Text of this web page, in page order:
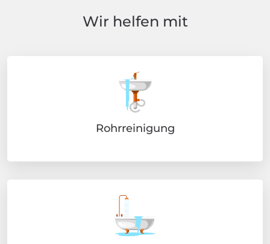
Wir helfen mit
Rohrreinigung